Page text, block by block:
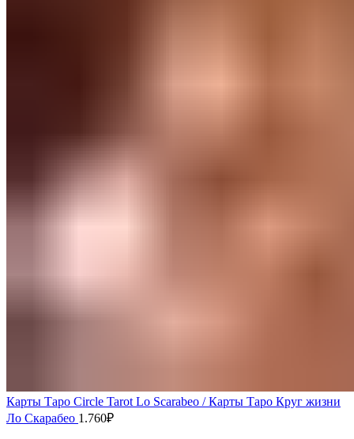
Карты Таро Circle Tarot Lo Scarabeo / Карты Таро Круг жизни
Ло Скарабео 1.760₽